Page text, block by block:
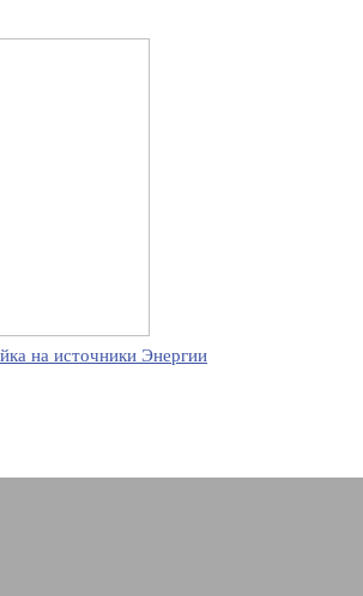
на источники Энергии